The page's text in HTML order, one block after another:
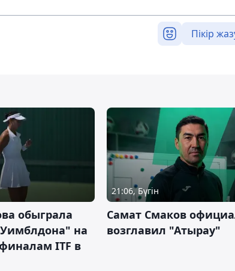
Пікір
обыграла
на
ITF в
21:06, Бүгін
Самат Смаков
возглавил "Атырау"